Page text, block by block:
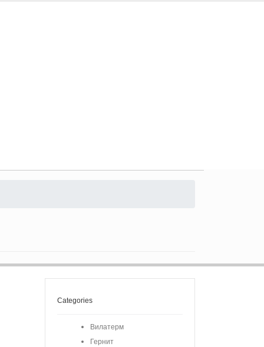
Categories
Вилатерм
Гернит